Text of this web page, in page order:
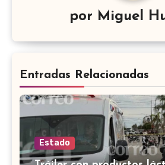
por Miguel
Entradas Relacionadas
Estado